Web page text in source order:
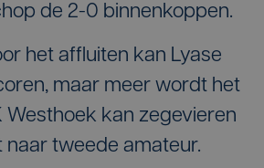
de 2-0 binnenkoppen.
het affluiten kan Lyase
maar meer wordt het
Westhoek kan zegevieren
naar tweede amateur.